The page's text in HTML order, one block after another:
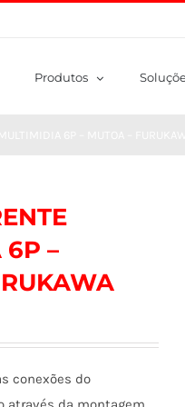
Produtos
6P –
conexões do